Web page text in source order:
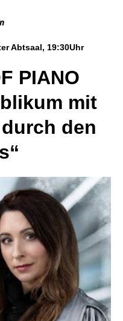
Abtsaal, 19:30Uhr
PIANO
mit
den